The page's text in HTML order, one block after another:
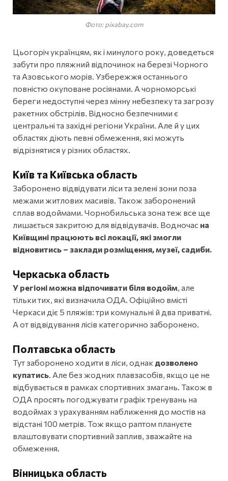
Фото: pixabay.com
Цьогоріч українцям, як і минулого року, доведеться
забути про пляжний відпочинок на березі Чорного
та Азовського морів. Узбережжя останнього
повністю окуповане росіянами. А чорноморські
береги недоступні через мінну небезпеку та загрозу
ракетних обстрілів. Відносно безпечними є
центральні та західні регіони України. Але й у цих
областях діють певні обмеження, які можуть
відрізнятися у різних областях.
Київ та Київська область
Заборонено відвідувати ліси та зелені зони поза
межами житлових масивів. Також заборонений
сплав водоймами. Чорнобильська зона теж все ще
лишається закритою для відвідувачів. Водночас на
Київщині працюють всі локації, які змогли
відновитись – заклади розміщення, музеї, садиби.
Черкаська область
У регіоніможна відпочивати біля водойм, але
тільки тих, які визначила ОДА. Офіційно вмісті
Черкаси діє 5 пляжів: три комунальні й два приватні.
А от відвідування лісів категорично заборонено.
Полтавська область
Тут заборонено ходити в ліси, однак дозволено
купатись. Але без жодних плавзасобів, якщо це не
відбувається в рамках спортивних змагань. Також в
ОДА просять погоджувати графік тренувань на
водоймах з урахуванням наближення до мостів на
відстані 100 метрів. Тож якщо раптом плануєте
влаштовувати спортивний заплив, зважайте на
обмеження.
Вінницька область